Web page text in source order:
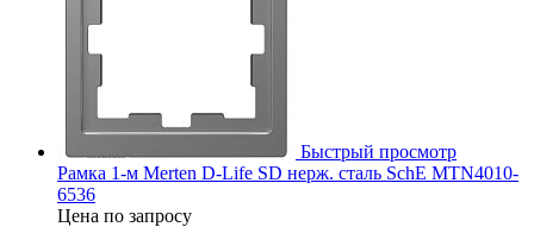
Быстрый просмотр
Рамка 1-м Merten D-Life SD нерж. сталь SchE MTN4010-
6536
Цена по запросу